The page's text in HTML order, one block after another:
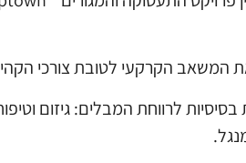
המשאב הקרקעי לטובת צורכי
בסיסיות לרווחת המבלים: